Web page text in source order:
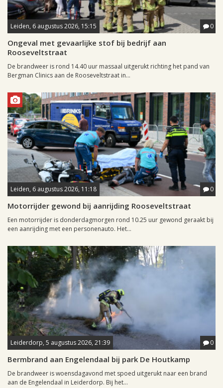
Leiden, 6 augustus 2026, 15:15 0
Ongeval met gevaarlijke stof bij bedrijf aan
Rooseveltstraat
De brandweer is rond 14.40 uur massaal uitgerukt richting het pand van
Bergman Clinics aan de Rooseveltstraat in...
Leiden, 6 augustus 2026, 11:18 0
Motorrijder gewond bij aanrijding Rooseveltstraat
Een motorrijder is donderdagmorgen rond 10.25 uur gewond geraakt bij
een aanrijding met een personenauto. Het...
Leiderdorp, 5 augustus 2026, 21:39 0
Bermbrand aan Engelendaal bij park De Houtkamp
De brandweer is woensdagavond met spoed uitgerukt naar een brand
aan de Engelendaal in Leiderdorp. Bij het...